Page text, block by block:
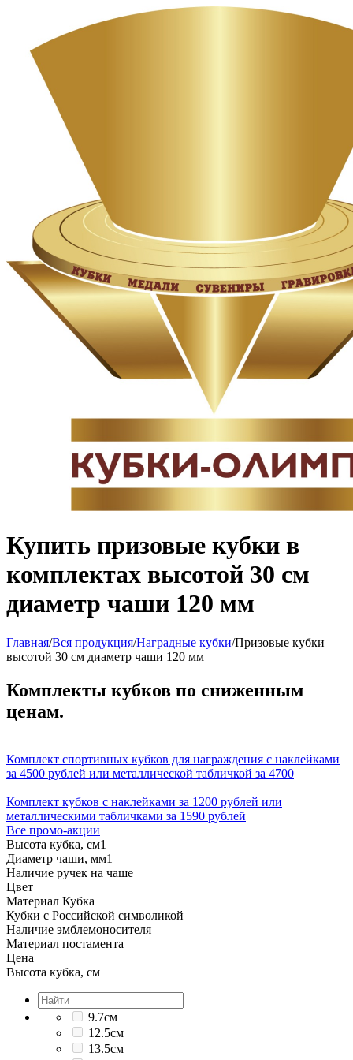
Купить призовые кубки в
комплектах высотой 30 см
диаметр чаши 120 мм
Главная/Вся продукция/Наградные кубки/Призовые кубки
высотой 30 см диаметр чаши 120 мм
Комплекты кубков по сниженным
ценам.
Комплект спортивных кубков для награждения с наклейками
за 4500 рублей или металлической табличкой за 4700
Комплект кубков с наклейками за 1200 рублей или
металлическими табличками за 1590 рублей
Все промо-акции
Высота кубка, см1
Диаметр чаши, мм1
Наличие ручек на чаше
Цвет
Материал Кубка
Кубки с Российской символикой
Наличие эмблемоносителя
Материал постамента
Цена
Высота кубка, см
9.7см
12.5см
13.5см